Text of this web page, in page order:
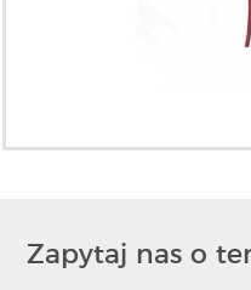
Zapytaj nas o